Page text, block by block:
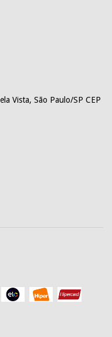
Vista, São Paulo/SP CEP